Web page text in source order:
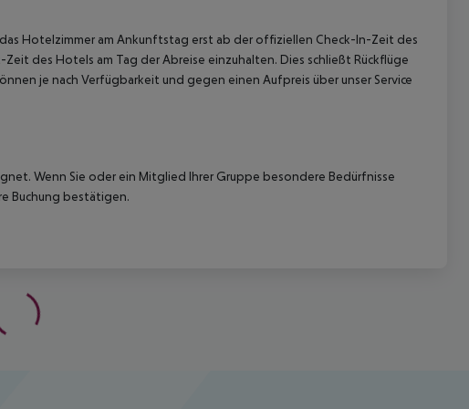
Hotelzimmer am Ankunftstag erst ab der offiziellen Check-In-Zeit des
des Hotels am Tag der Abreise einzuhalten. Dies schließt Rückflüge
je nach Verfügbarkeit und gegen einen Aufpreis über unser Service
Wenn Sie oder ein Mitglied Ihrer Gruppe besondere Bedürfnisse
Buchung bestätigen.